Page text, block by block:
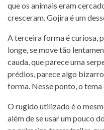
que os animais eram
cresceram. Gojira é um
A terceira forma é curiosa,
longe, se move tão
cauda, que parece uma
prédios, parece algo
forma. Nesse ponto, o
O rugido utilizado é o
além de se usar um pouco